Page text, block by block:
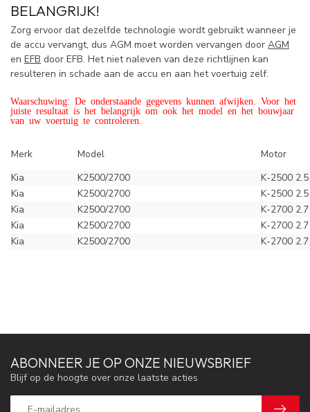
BELANGRIJK!
Zorg ervoor dat dezelfde technologie wordt gebruikt wanneer je
de accu vervangt, dus AGM moet worden vervangen door AGM
en EFB door EFB. Het niet naleven van deze richtlijnen kan
resulteren in schade aan de accu en aan het voertuig zelf.
Waarschuwing: De onderstaande gegevens kunnen afwijken. Voor het
juiste resultaat is het belangrijk om ook het model en het bouwjaar
van uw voertuig te controleren.
Merk Model
Motor
Kia
K2500/2700
K-2500
Kia
K2500/2700
K-2500
Kia
K2500/2700
K-2700
Kia
K2500/2700
K-2700
Kia
K2500/2700 K-2700
ABONNEER JE OP ONZE NIEUWSBRIEF
Blijf op de hoogte over onze laatste acties